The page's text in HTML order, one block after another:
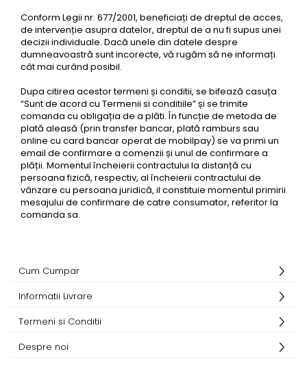
Conform Legii nr. 677/2001, beneficiați de dreptul de acces,
de intervenție asupra datelor, dreptul de a nu fi supus unei
decizii individuale. Dacă unele din datele despre
dumneavoastră sunt incorecte, vă rugăm să ne informați
cât mai curând posibil.
Dupa citirea acestor termeni și conditii, se bifează casuța
“Sunt de acord cu Termenii si conditiile” și se trimite
comanda cu obligația de a plăti. În funcție de metoda de
plată aleasă (prin transfer bancar, plată ramburs sau
online cu card bancar operat de mobilpay) se va primi un
email de confirmare a comenzii și unul de confirmare a
plății. Momentul încheierii contractului la distanță cu
persoana fizică, respectiv, al încheierii contractului de
vânzare cu persoana juridică, il constituie momentul primirii
mesajului de confirmare de catre consumator, referitor la
comanda sa.
Cum Cumpar
Informatii Livrare
Termeni si Conditii
Despre noi